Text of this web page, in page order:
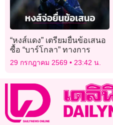
“หงส์แดง” เตรียมยื่นข้อเสนอ
ซื้อ “บาร์โกลา” ทางการ
29 กรกฎาคม 2569 23:42 น.